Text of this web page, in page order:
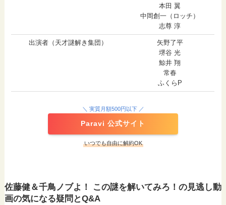
本田 翼
中岡創一（ロッチ）
志尊 淳
出演者（天才謎解き集団）
矢野了平
堺谷 光
鯨井 翔
常春
ふくらP
＼ 実質月額500円以下 ／
Paravi 公式サイト
いつでも自由に解約OK
佐藤健＆千鳥ノブよ！ この謎を解いてみろ！の見逃し動
画の気になる疑問とQ&A